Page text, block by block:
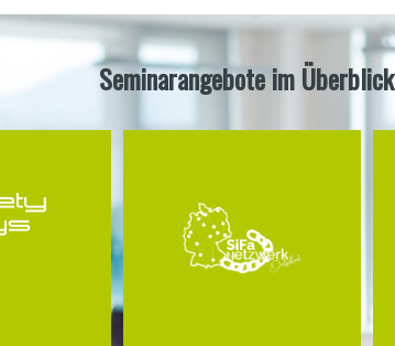
Seminarangebote im Überblick